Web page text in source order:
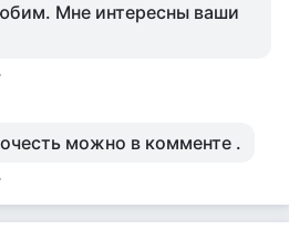
Мне интересны ваши
можно в комменте .